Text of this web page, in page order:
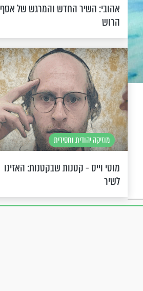
אהובי: השיר החדש והמרגש של אסף
הרוש
מוזיקה יהודית וחסידית
מוטי וייס - קטנות שבקטנות: האזינו
לשיר